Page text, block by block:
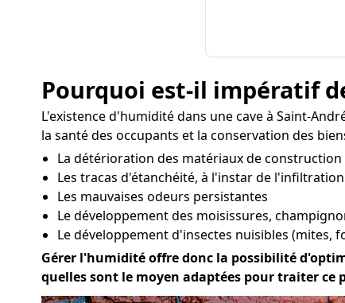
Pourquoi est-il impératif
L'existence d'humidité dans une cave à Saint-
la santé des occupants et la conservation des
La détérioration des matériaux de construction
Les tracas d'étanchéité, à l'instar de
Les mauvaises odeurs persistantes
Le développement des moisissures,
Le développement d'insectes nuisibles (mites,
Gérer l'humidité offre donc la possibilité
quelles sont le moyen adaptées pour traiter ce